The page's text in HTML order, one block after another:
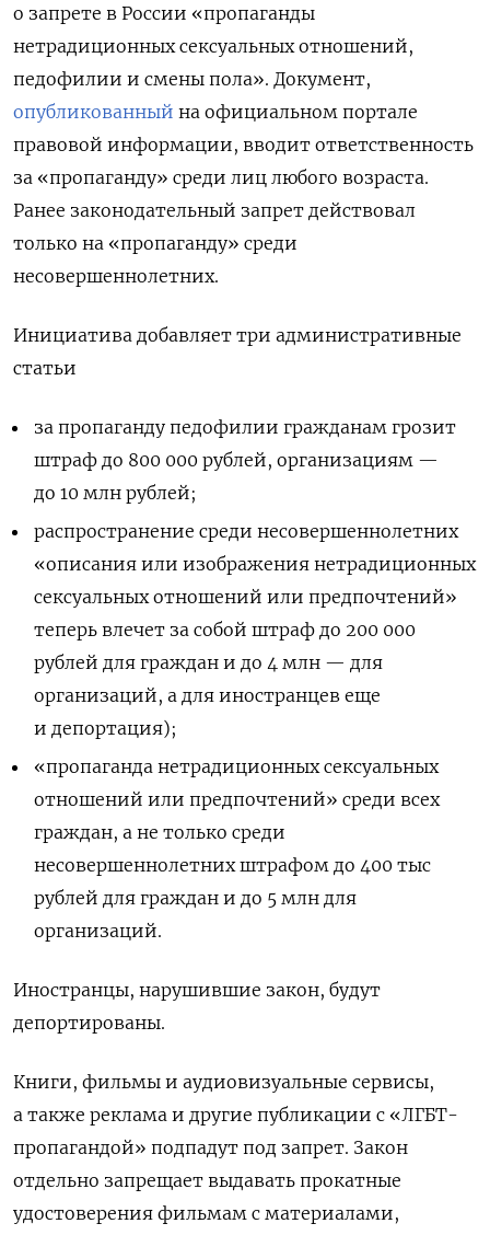
о запрете в России «пропаганды
нетрадиционных сексуальных отношений,
педофилии и смены пола». Документ,
опубликованный на официальном портале
правовой информации, вводит ответственность
за «пропаганду» среди лиц любого возраста.
Ранее законодательный запрет действовал
только на «пропаганду» среди
несовершеннолетних.
Инициатива добавляет три административные
статьи
за пропаганду педофилии гражданам грозит
штраф до 800 000 рублей, организациям —
до 10 млн рублей;
распространение среди несовершеннолетних
«описания или изображения нетрадиционных
сексуальных отношений или предпочтений»
теперь влечет за собой штраф до 200 000
рублей для граждан и до 4 млн — для
организаций, а для иностранцев еще
и депортация);
«пропаганда нетрадиционных сексуальных
отношений или предпочтений» среди всех
граждан, а не только среди
несовершеннолетних штрафом до 400 тыс
рублей для граждан и до 5 млн для
организаций.
Иностранцы, нарушившие закон, будут
депортированы.
Книги, фильмы и аудиовизуальные сервисы,
а также реклама и другие публикации с «ЛГБТ-
пропагандой» подпадут под запрет. Закон
отдельно запрещает выдавать прокатные
удостоверения фильмам с материалами,